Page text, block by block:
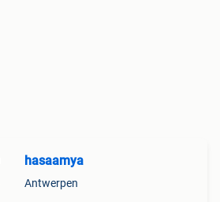
hasaamya
Antwerpen